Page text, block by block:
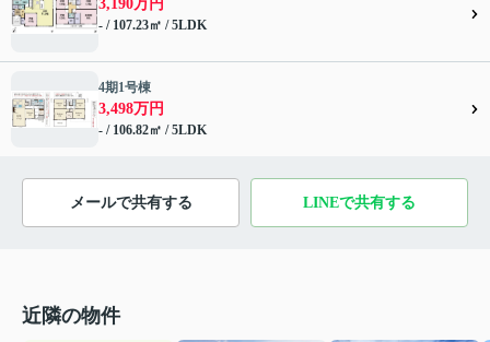
3,190万円
- / 107.23㎡ / 5LDK
4期1号棟
3,498万円
- / 106.82㎡ / 5LDK
メールで共有する LINEで共有する
近隣の物件